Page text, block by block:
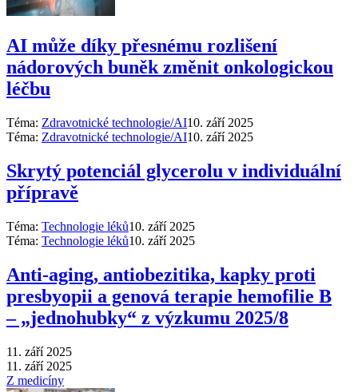
AI může díky přesnému rozlišení
nádorových buněk změnit onkologickou
léčbu
Téma: Zdravotnické technologie/AI10. září 2025
Téma: Zdravotnické technologie/AI10. září 2025
Skrytý potenciál glycerolu v individuální
přípravě
Téma: Technologie léků10. září 2025
Téma: Technologie léků10. září 2025
Anti‑aging, antiobezitika, kapky proti
presbyopii a genová terapie hemofilie B
–⁠ „jednohubky“ z výzkumu 2025/8
11. září 2025
11. září 2025
Z medicíny